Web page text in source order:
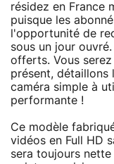
résidez en France
puisque les
l'opportunité de
sous un jour
offerts. Vous
présent, détaillons
caméra simple à
performante !
Ce modèle
vidéos en Full HD
sera toujours